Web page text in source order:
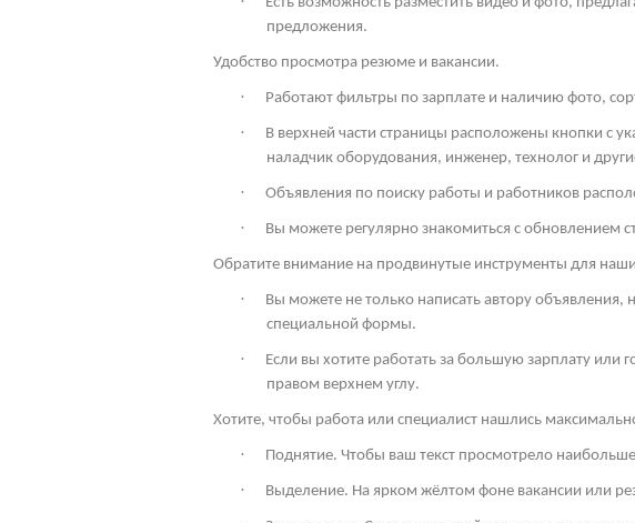
предложения.
Удобство просмотра резюме и вакансии.
· Работают фильтры по зарплате и наличию фото,
·
В верхней части страницы расположены кнопки с
наладчик оборудования, инженер, технолог и
· Объявления по поиску работы и работников
· Вы можете регулярно знакомиться с обновлением
Обратите внимание на продвинутые инструменты для
·
Вы можете не только написать автору
специальной формы.
·
Если вы хотите работать за большую зарплату или
правом верхнем углу.
Хотите, чтобы работа или специалист нашлись
· Поднятие. Чтобы ваш текст просмотрело
· Выделение. На ярком жёлтом фоне вакансии или